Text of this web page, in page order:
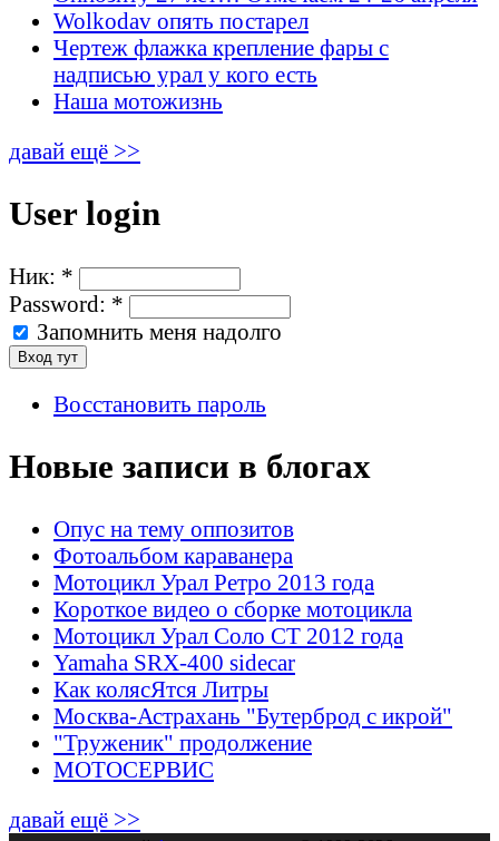
Wolkodav опять постарел
Чертеж флажка крепление фары с
надписью урал у кого есть
Наша мотожизнь
давай ещё >>
User login
Ник: *
Password: *
Запомнить меня надолго
Восстановить пароль
Новые записи в блогах
Опус на тему оппозитов
Фотоальбом караванера
Мотоцикл Урал Ретро 2013 года
Короткое видео о сборке мотоцикла
Мотоцикл Урал Соло СТ 2012 года
Yamaha SRX-400 sidecar
Как колясЯтся Литры
Москва-Астрахань "Бутерброд с икрой"
"Труженик" продолжение
МОТОСЕРВИС
давай ещё >>